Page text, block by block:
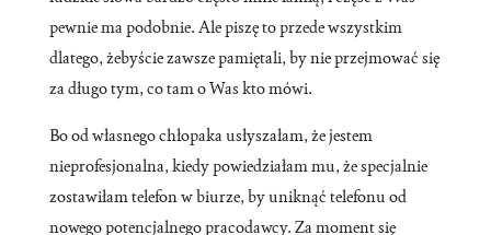
pewnie ma podobnie. Ale piszę to przede wszystkim
dlatego, żebyście zawsze pamiętali, by nie przejmować się
za długo tym, co tam o Was kto mówi.
Bo od własnego chłopaka usłyszałam, że jestem
nieprofesjonalna, kiedy powiedziałam mu, że specjalnie
zostawiłam telefon w biurze, by uniknąć telefonu od
nowego potencjalnego pracodawcy. Za moment się